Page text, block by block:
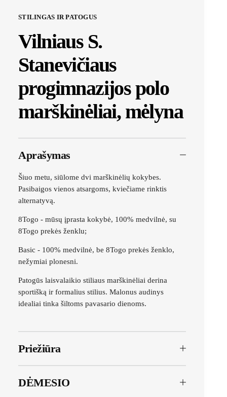
STILINGAS IR PATOGUS
Vilniaus S.
Stanevičiaus
progimnazijos polo
marškinėliai, mėlyna
Aprašymas
Šiuo metu, siūlome dvi marškinėlių kokybes.
Pasibaigos vienos atsargoms, kviečiame rinktis
alternatyvą.
8Togo - mūsų įprasta kokybė, 100% medvilnė, su
8Togo prekės ženklu;
Basic - 100% medvilnė, be 8Togo prekės ženklo,
nežymiai plonesni.
Patogūs laisvalaikio stiliaus marškinėliai derina
sportišką ir formalius stilius. Malonus audinys
idealiai tinka šiltoms pavasario dienoms.
Priežiūra
DĖMESIO